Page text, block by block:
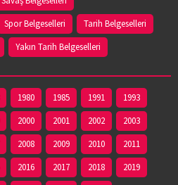
Spor Belgeselleri
Tarih Belgeselleri
Yakın Tarih Belgeselleri
1980 1985 1991
1993
2000 2001 2002
2003
2008 2009 2010
2011
2016 2017 2018
2019